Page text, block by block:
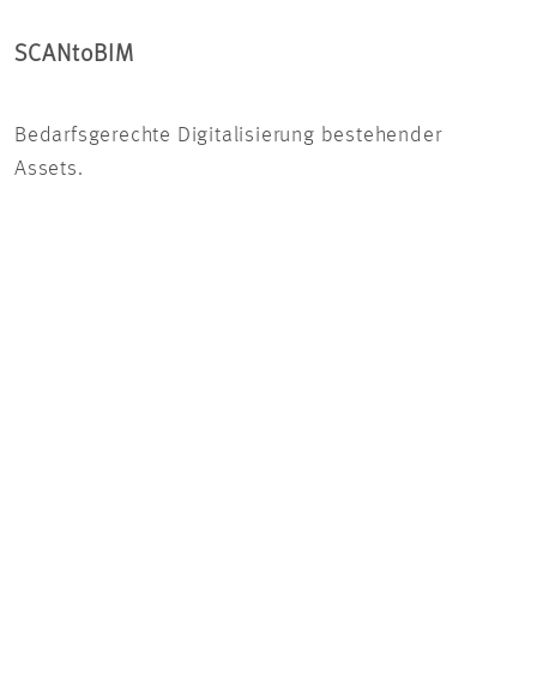
SCANtoBIM
Bedarfsgerechte Digitalisierung bestehender
Assets.